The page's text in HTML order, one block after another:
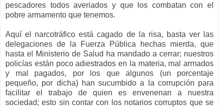
pescadores todos averiados y que los combatan con el
pobre armamento que tenemos.
Aquí el narcotráfico está cagado de la risa, basta ver las
delegaciones de la Fuerza Pública hechas mierda, que
hasta el Ministerio de Salud ha mandado a cerrar; nuestros
policías están poco adiestrados en la materia, mal armados
y mal pagados, por los que algunos (un porcentaje
pequeño, por dicha) han sucumbido a la corrupción para
facilitar el trabajo de quien es envenenan a nuestra
sociedad; esto sin contar con los notarios corruptos que se